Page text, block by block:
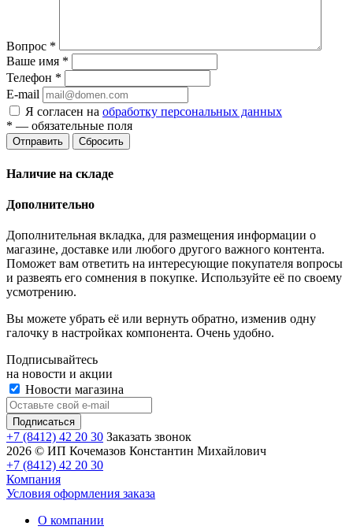
Вопрос *
Ваше имя *
Телефон *
E-mail
Я согласен на обработку персональных данных
* — обязательные поля
Отправить Сбросить
Наличие на складе
Дополнительно
Дополнительная вкладка, для размещения информации о
магазине, доставке или любого другого важного контента.
Поможет вам ответить на интересующие покупателя вопросы
и развеять его сомнения в покупке. Используйте её по своему
усмотрению.
Вы можете убрать её или вернуть обратно, изменив одну
галочку в настройках компонента. Очень удобно.
Подписывайтесь
на новости и акции
Новости магазина
+7 (8412) 42 20 30 Заказать звонок
2026 © ИП Кочемазов Константин Михайлович
+7 (8412) 42 20 30
Компания
Условия оформления заказа
О компании